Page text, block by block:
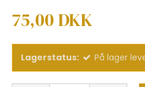
75,00 DKK
Lagerstatus: På lager